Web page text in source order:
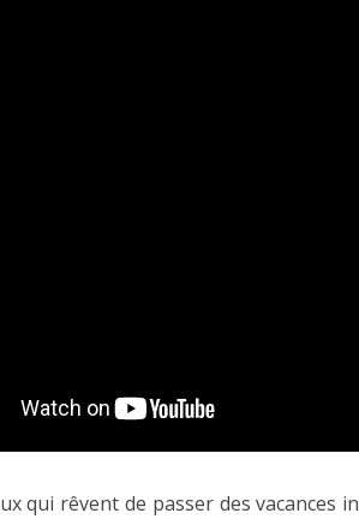
qui rêvent de passer des vacances